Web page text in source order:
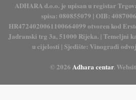
ADHARA d.o.o. je upisan u registar
spisa: 080855079 | OIB:
HR4724020061100664099 otvoren kod
Jadranski trg 3a, 51000 Rijeka. | Temeljni
u cijelosti | Sjedište: Vinogradi
© 2026 Adhara centar.